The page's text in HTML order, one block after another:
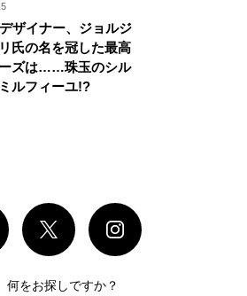
ザイナー、ジョルジ
氏の名を冠した最高
ズは……珠玉のシル
ルフィーユ!?
何をお探しですか？